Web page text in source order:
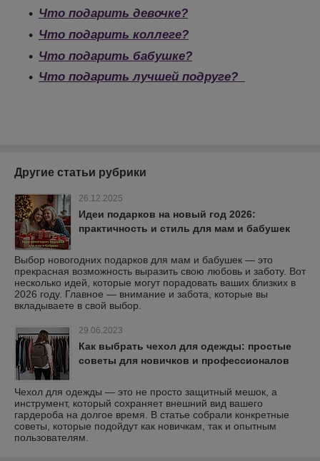
Что подарить девочке?
Что подарить коллеге?
Что подарить бабушке?
Что подарить лучшей подруге?
Другие статьи рубрики
26.12.2025
Идеи подарков на новый год 2026:
практичность и стиль для мам и бабушек
Выбор новогодних подарков для мам и бабушек — это
прекрасная возможность выразить свою любовь и заботу. Вот
несколько идей, которые могут порадовать ваших близких в
2026 году. Главное — внимание и забота, которые вы
вкладываете в свой выбор.
29.06.2023
Как выбрать чехол для одежды: простые
советы для новичков и профессионалов
Чехол для одежды — это не просто защитный мешок, а
инструмент, который сохраняет внешний вид вашего
гардероба на долгое время. В статье собрали конкретные
советы, которые подойдут как новичкам, так и опытным
пользователям.